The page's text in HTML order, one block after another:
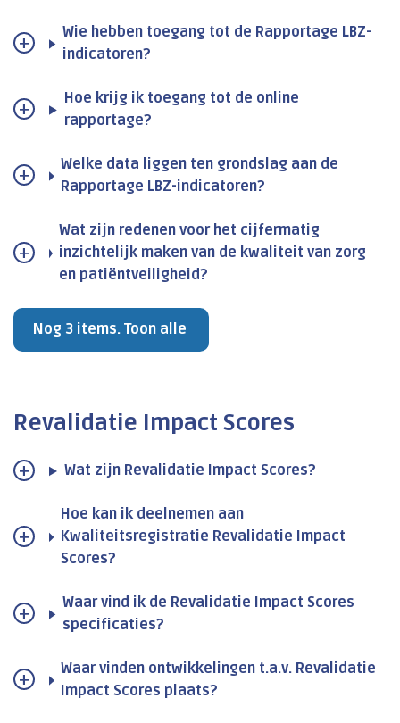
Wie hebben toegang tot de Rapportage LBZ-
indicatoren?
Hoe krijg ik toegang tot de online
rapportage?
Welke data liggen ten grondslag aan de
Rapportage LBZ-indicatoren?
Wat zijn redenen voor het cijfermatig
inzichtelijk maken van de kwaliteit van zorg
en patiëntveiligheid?
Nog 3 items. Toon alle
Revalidatie Impact Scores
Wat zijn Revalidatie Impact Scores?
Hoe kan ik deelnemen aan
Kwaliteitsregistratie Revalidatie Impact
Scores?
Waar vind ik de Revalidatie Impact Scores
specificaties?
Waar vinden ontwikkelingen t.a.v. Revalidatie
Impact Scores plaats?